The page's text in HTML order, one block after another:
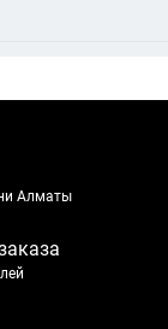
Алматы